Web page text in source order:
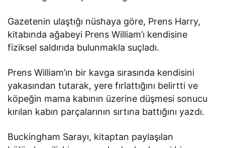
Gazetenin ulaştığı nüshaya göre, Prens Harry,
kitabında ağabeyi Prens William’ı kendisine
fiziksel saldırıda bulunmakla suçladı.
Prens William’ın bir kavga sırasında kendisini
yakasından tutarak, yere fırlattığını belirtti ve
köpeğin mama kabının üzerine düşmesi sonucu
kırılan kabın parçalarının sırtına battığını yazdı.
Buckingham Sarayı, kitaptan paylaşılan